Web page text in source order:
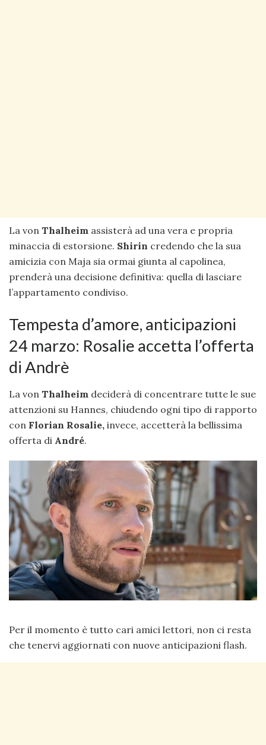
La von Thalheim assisterà ad una vera e propria
minaccia di estorsione. Shirin credendo che la sua
amicizia con Maja sia ormai giunta al capolinea,
prenderà una decisione definitiva: quella di lasciare
l’appartamento condiviso.
Tempesta d’amore, anticipazioni
24 marzo: Rosalie accetta l’offerta
di Andrè
La von Thalheim deciderà di concentrare tutte le sue
attenzioni su Hannes, chiudendo ogni tipo di rapporto
con Florian Rosalie, invece, accetterà la bellissima
offerta di André.
Per il momento è tutto cari amici lettori, non ci resta
che tenervi aggiornati con nuove anticipazioni flash.